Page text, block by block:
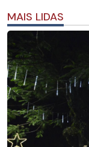
MAIS LIDAS